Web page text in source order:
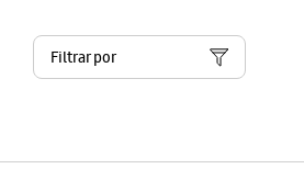
Filtrar por